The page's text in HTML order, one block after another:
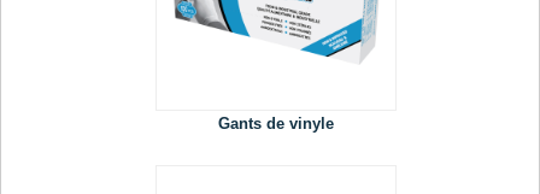
Gants de vinyle